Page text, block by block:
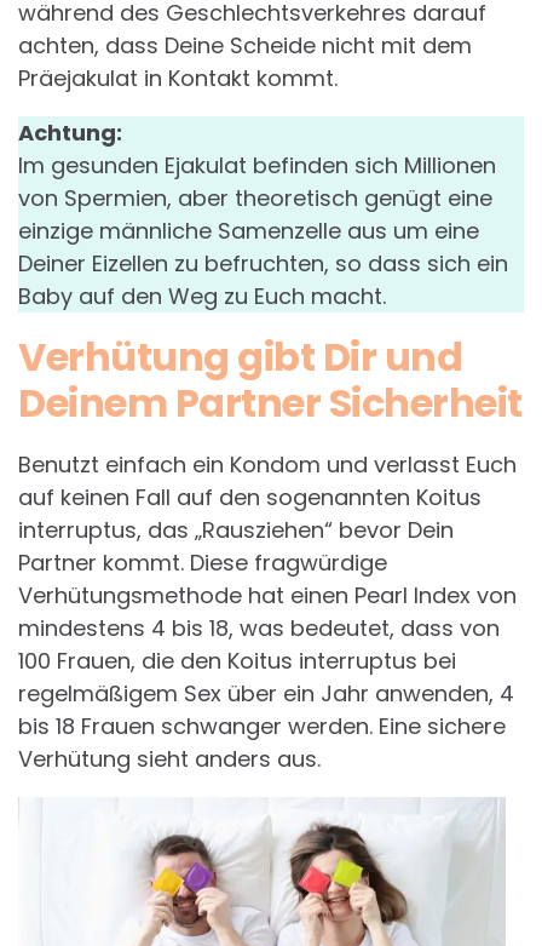
während des Geschlechtsverkehres darauf
achten, dass Deine Scheide nicht mit dem
Präejakulat in Kontakt kommt.
Achtung:
Im gesunden Ejakulat befinden sich Millionen
von Spermien, aber theoretisch genügt eine
einzige männliche Samenzelle aus um eine
Deiner Eizellen zu befruchten, so dass sich ein
Baby auf den Weg zu Euch macht.
Verhütung gibt Dir und
Deinem Partner Sicherheit
Benutzt einfach ein Kondom und verlasst Euch
auf keinen Fall auf den sogenannten Koitus
interruptus, das „Rausziehen“ bevor Dein
Partner kommt. Diese fragwürdige
Verhütungsmethode hat einen Pearl Index von
mindestens 4 bis 18, was bedeutet, dass von
100 Frauen, die den Koitus interruptus bei
regelmäßigem Sex über ein Jahr anwenden, 4
bis 18 Frauen schwanger werden. Eine sichere
Verhütung sieht anders aus.